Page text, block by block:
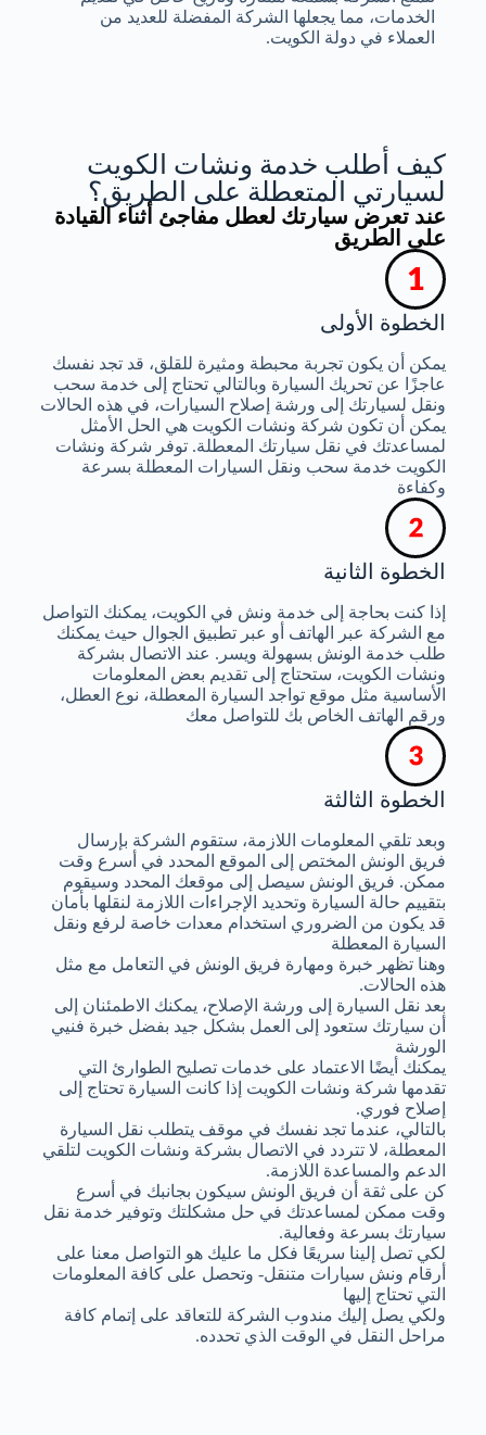
الخدمات، مما يجعلها الشركة المفضلة للعديد من
العملاء في دولة الكويت.
كيف أطلب خدمة ونشات الكويت
لسيارتي المتعطلة على الطريق؟
عند تعرض سيارتك لعطل مفاجئ أثناء القيادة
على الطريق
الخطوة الأولى
يمكن أن يكون تجربة محبطة ومثيرة للقلق، قد تجد نفسك
عاجزًا عن تحريك السيارة وبالتالي تحتاج إلى خدمة سحب
ونقل لسيارتك إلى ورشة إصلاح السيارات، في هذه الحالات
يمكن أن تكون شركة ونشات الكويت هي الحل الأمثل
لمساعدتك في نقل سيارتك المعطلة. توفر شركة ونشات
الكويت خدمة سحب ونقل السيارات المعطلة بسرعة
وكفاءة
الخطوة الثانية
إذا كنت بحاجة إلى خدمة ونش في الكويت، يمكنك التواصل
مع الشركة عبر الهاتف أو عبر تطبيق الجوال حيث يمكنك
طلب خدمة الونش بسهولة ويسر. عند الاتصال بشركة
ونشات الكويت، ستحتاج إلى تقديم بعض المعلومات
الأساسية مثل موقع تواجد السيارة المعطلة، نوع العطل،
ورقم الهاتف الخاص بك للتواصل معك
الخطوة الثالثة
وبعد تلقي المعلومات اللازمة، ستقوم الشركة بإرسال
فريق الونش المختص إلى الموقع المحدد في أسرع وقت
ممكن. فريق الونش سيصل إلى موقعك المحدد وسيقوم
بتقييم حالة السيارة وتحديد الإجراءات اللازمة لنقلها بأمان
قد يكون من الضروري استخدام معدات خاصة لرفع ونقل
السيارة المعطلة
وهنا تظهر خبرة ومهارة فريق الونش في التعامل مع مثل
هذه الحالات.
بعد نقل السيارة إلى ورشة الإصلاح، يمكنك الاطمئنان إلى
أن سيارتك ستعود إلى العمل بشكل جيد بفضل خبرة فنيي
الورشة
يمكنك أيضًا الاعتماد على خدمات تصليح الطوارئ التي
تقدمها شركة ونشات الكويت إذا كانت السيارة تحتاج إلى
إصلاح فوري.
بالتالي، عندما تجد نفسك في موقف يتطلب نقل السيارة
المعطلة، لا تتردد في الاتصال بشركة ونشات الكويت لتلقي
الدعم والمساعدة اللازمة.
كن على ثقة أن فريق الونش سيكون بجانبك في أسرع
وقت ممكن لمساعدتك في حل مشكلتك وتوفير خدمة نقل
سيارتك بسرعة وفعالية.
لكي تصل إلينا سريعًا فكل ما عليك هو التواصل معنا على
أرقام ونش سيارات متنقل- وتحصل على كافة المعلومات
التي تحتاج إليها
ولكي يصل إليك مندوب الشركة للتعاقد على إتمام كافة
مراحل النقل في الوقت الذي تحدده.